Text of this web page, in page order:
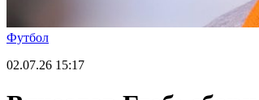
Футбол
02.07.26 15:17